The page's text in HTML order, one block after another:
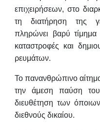
επιχειρήσεων, στο
τη διατήρηση της
πληρώνει βαρύ
καταστροφές και
ρευμάτων.
Το πανανθρώπινο
την άμεση παύση του
διευθέτηση των
διεθνούς δικαίου.